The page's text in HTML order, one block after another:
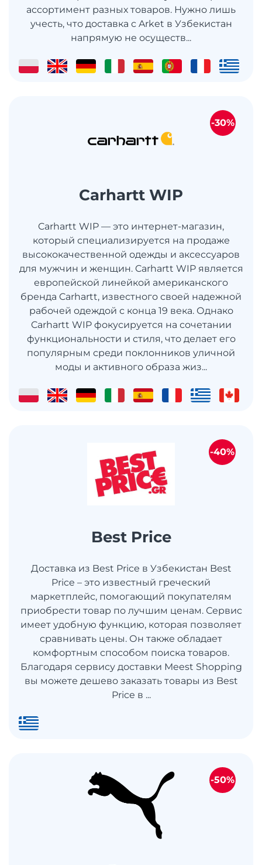
ассортимент разных товаров. Нужно лишь
учесть, что доставка с Arket в Узбекистан
напрямую не осуществ...
Carhartt WIP
Carhartt WIP — это интернет-магазин,
который специализируется на продаже
высококачественной одежды и аксессуаров
для мужчин и женщин. Carhartt WIP является
европейской линейкой американского
бренда Carhartt, известного своей надежной
рабочей одеждой с конца 19 века. Однако
Carhartt WIP фокусируется на сочетании
функциональности и стиля, что делает его
популярным среди поклонников уличной
моды и активного образа жиз...
-30%
Best Price
Доставка из Best Price в Узбекистан Best
Price – это известный греческий
маркетплейс, помогающий покупателям
приобрести товар по лучшим ценам. Сервис
имеет удобную функцию, которая позволяет
сравнивать цены. Он также обладает
комфортным способом поиска товаров.
Благодаря сервису доставки Meest Shopping
вы можете дешево заказать товары из Best
Price в ...
-40%
-50%